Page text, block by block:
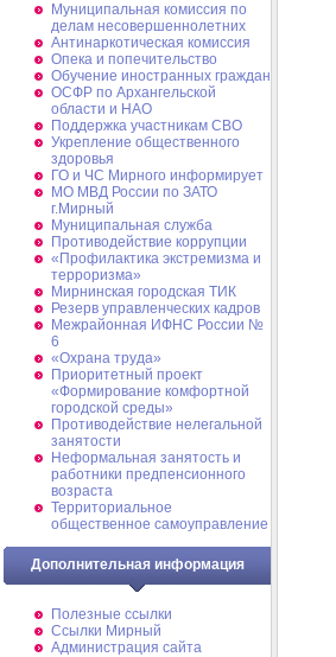
Муниципальная комиссия по
делам несовершеннолетних
Антинаркотическая комиссия
Опека и попечительство
Обучение иностранных граждан
ОСФР по Архангельской
области и НАО
Поддержка участникам СВО
Укрепление общественного
здоровья
ГО и ЧС Мирного информирует
МО МВД России по ЗАТО
г.Мирный
Муниципальная cлужба
Противодействие коррупции
«Профилактика экстремизма и
терроризма»
Мирнинская городская ТИК
Резерв управленческих кадров
Межрайонная ИФНС России №
6
«Охрана труда»
Приоритетный проект
«Формирование комфортной
городской среды»
Противодействие нелегальной
занятости
Неформальная занятость и
работники предпенсионного
возраста
Территориальное
общественное самоуправление
Дополнительная информация
Полезные ссылки
Ссылки Мирный
Администрация сайта